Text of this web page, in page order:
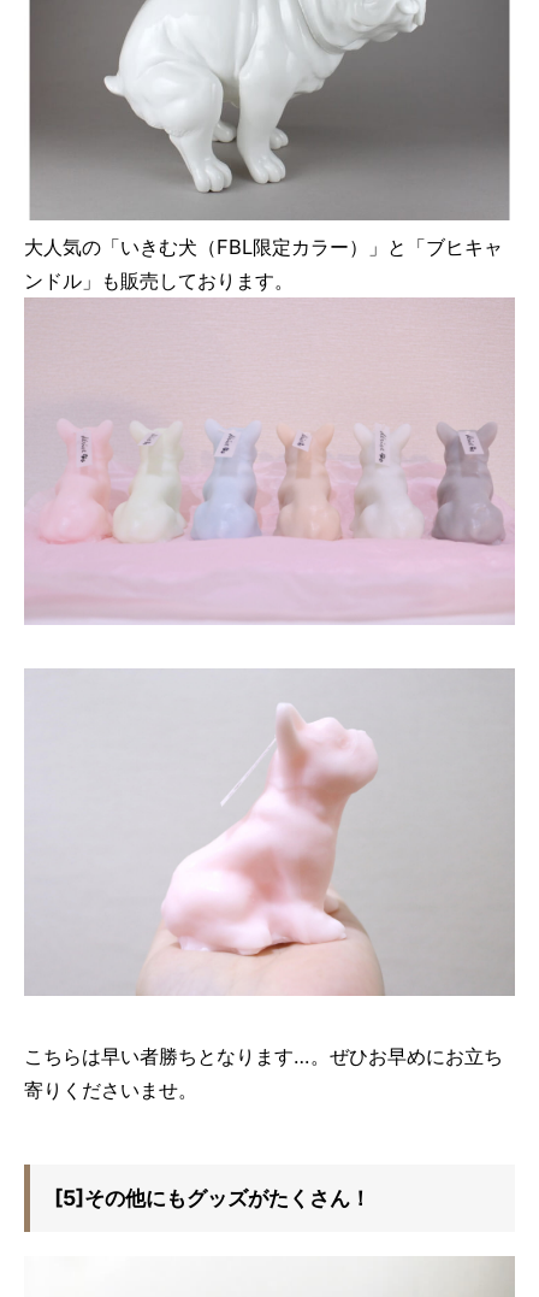
大人気の「いきむ犬（FBL限定カラー）」と「ブヒキャ
ンドル」も販売しております。
こちらは早い者勝ちとなります…。ぜひお早めにお立ち
寄りくださいませ。
[5]その他にもグッズがたくさん！